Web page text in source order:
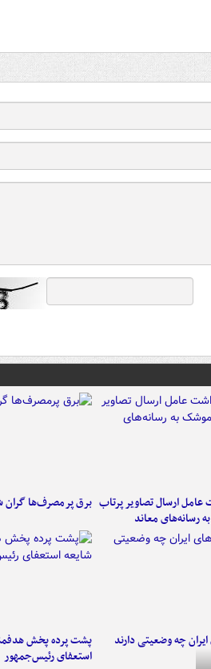
عامل ارسال تصاویر پرتاب
رسانه‌های معاند
برق پرمصرف‌ها گران
چه وضعیتی دارند
پشت پرده پخش
استعفای رئیس‌جمهور